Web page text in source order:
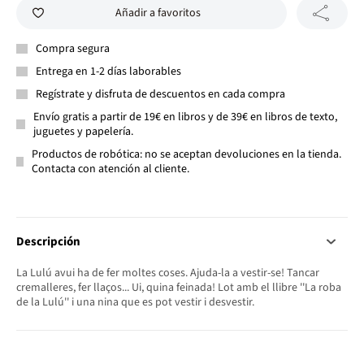
Añadir a favoritos
Compra segura
Entrega en 1-2 días laborables
Regístrate y disfruta de descuentos en cada compra
Envío gratis a partir de 19€ en libros y de 39€ en libros de texto,
juguetes y papelería.
Productos de robótica: no se aceptan devoluciones en la tienda.
Contacta con atención al cliente.
Descripción
La Lulú avui ha de fer moltes coses. Ajuda-la a vestir-se! Tancar
cremalleres, fer llaços... Ui, quina feinada! Lot amb el llibre ''La roba
de la Lulú'' i una nina que es pot vestir i desvestir.